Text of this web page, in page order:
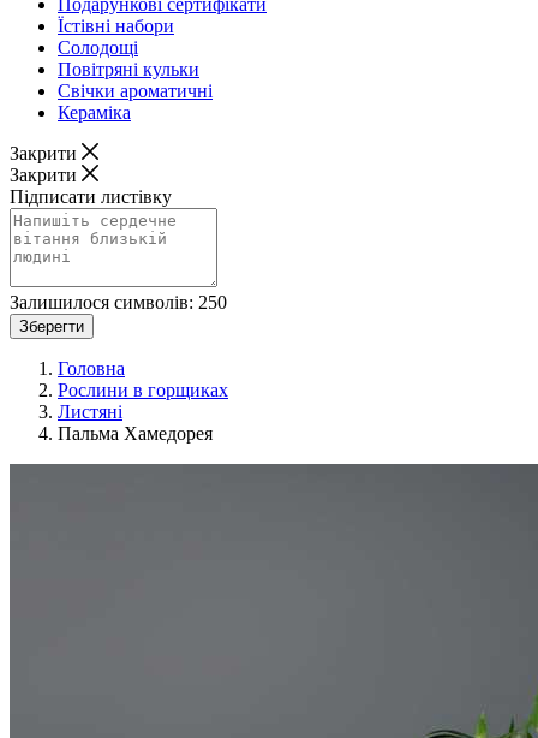
Подарункові сертифікати
Їстівні набори
Солодощі
Повітряні кульки
Свічки ароматичні
Кераміка
Закрити
Закрити
Підписати листівку
Залишилося символів: 250
Зберегти
Головна
Рослини в горщиках
Листяні
Пальма Хамедорея